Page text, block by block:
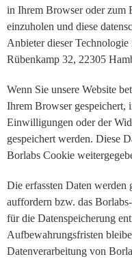
in Ihrem Browser oder zum
einzuholen und diese
Anbieter dieser
Rübenkamp 32, 22305
Wenn Sie unsere Website
Ihrem Browser gespeichert,
Einwilligungen oder der
gespeichert werden. Diese
Borlabs Cookie
Die erfassten Daten werden
auffordern bzw. das
für die Datenspeicherung
Aufbewahrungsfristen
Datenverarbeitung von